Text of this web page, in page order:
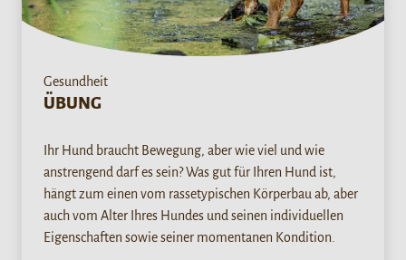
Gesundheit
ÜBUNG
Ihr Hund braucht Bewegung, aber wie viel und wie
anstrengend darf es sein? Was gut für Ihren Hund ist,
hängt zum einen vom rassetypischen Körperbau ab, aber
auch vom Alter Ihres Hundes und seinen individuellen
Eigenschaften sowie seiner momentanen Kondition.